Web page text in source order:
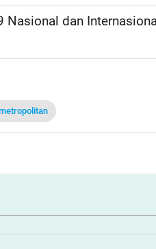
Nasional dan